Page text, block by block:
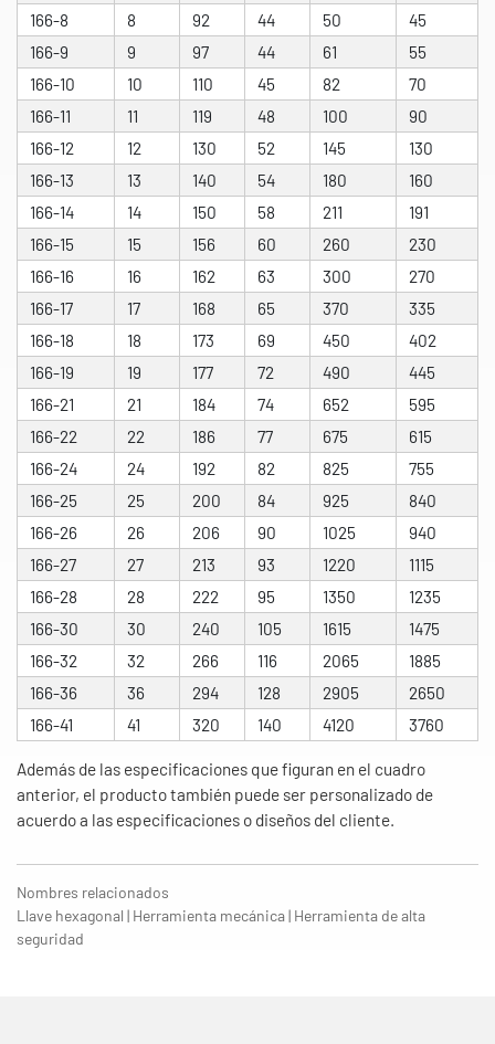
166-8
8 92 44 50
45
166-9
9 97 44 61
55
166-10
10 110 45 82
70
166-11
11 119 48 100
90
166-12
12 130 52 145
130
166-13
13 140 54 180
160
166-14
14 150 58 211
191
166-15
15 156 60 260
230
166-16
16 162 63 300
270
166-17
17 168 65 370
335
166-18
18 173 69 450
402
166-19
19 177 72 490
445
166-21
21 184 74 652
595
166-22
22 186 77 675
615
166-24
24 192 82 825
755
166-25
25 200 84 925
840
166-26
26 206 90 1025
940
166-27
27 213 93 1220
1115
166-28
28 222 95 1350
1235
166-30
30 240 105 1615
1475
166-32
32 266 116 2065
1885
166-36
36 294 128 2905
2650
166-41
41 320 140 4120 3760
Además de las especificaciones que figuran en el cuadro
anterior, el producto también puede ser personalizado de
acuerdo a las especificaciones o diseños del cliente.
Nombres relacionados
Llave hexagonal | Herramienta mecánica | Herramienta de alta
seguridad